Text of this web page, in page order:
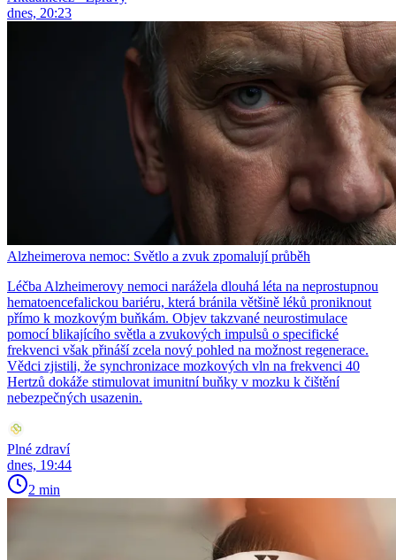
dnes, 20:23
Alzheimerova nemoc: Světlo a zvuk zpomalují průběh
Léčba Alzheimerovy nemoci narážela dlouhá léta na neprostupnou
hematoencefalickou bariéru, která bránila většině léků proniknout
přímo k mozkovým buňkám. Objev takzvané neurostimulace
pomocí blikajícího světla a zvukových impulsů o specifické
frekvenci však přináší zcela nový pohled na možnost regenerace.
Vědci zjistili, že synchronizace mozkových vln na frekvenci 40
Hertzů dokáže stimulovat imunitní buňky v mozku k čištění
nebezpečných usazenin.
Plné zdraví
dnes, 19:44
2 min